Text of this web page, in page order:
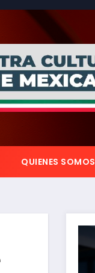
QUIENES SOMOS